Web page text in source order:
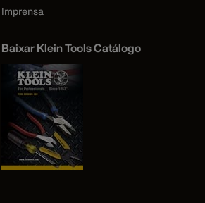
Imprensa
Baixar Klein Tools Catálogo